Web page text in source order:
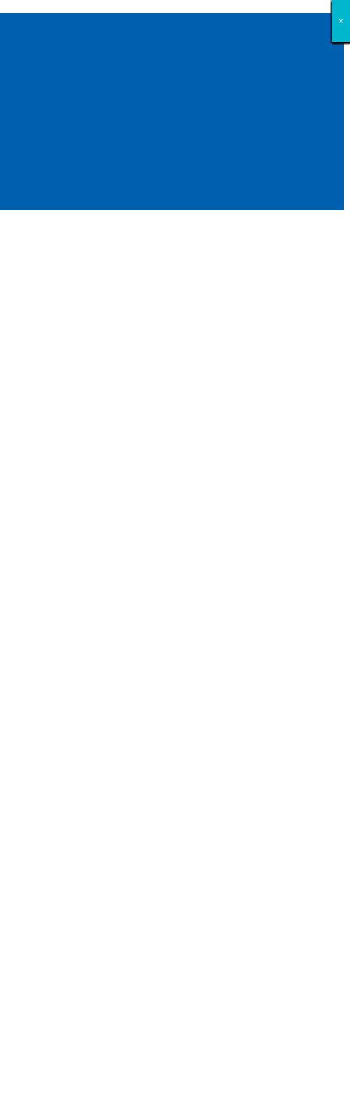
×
×
×
×
×
×
×
×
×
×
×
×
×
×
×
×
×
×
×
×
×
×
×
×
×
×
×
×
×
×
×
×